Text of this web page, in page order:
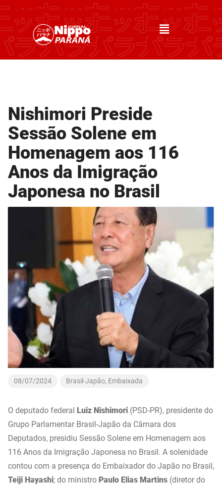
Nishimori Preside
Sessão Solene em
Homenagem aos 116
Anos da Imigração
Japonesa no Brasil
08/07/2024 Brasil-Japão, Embaixada
O deputado federal Luiz Nishimori (PSD-PR), presidente do
Grupo Parlamentar Brasil-Japão da Câmara dos
Deputados, presidiu Sessão Solene em Homenagem aos
116 Anos da Imigração Japonesa no Brasil. A solenidade
contou com a presença do Embaixador do Japão no Brasil,
Teiji Hayashi; do ministro Paulo Elias Martins (diretor do